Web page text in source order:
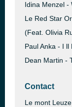
Idina Menzel -
Le Red Star
(Feat. Olivia
Paul Anka - I
Dean Martin -
Contact
Le mont